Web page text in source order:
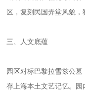
区，复刻民国弄堂风貌，
三、人文底蕴
园区对标巴黎拉雪兹公
存上海本土文艺记忆。园